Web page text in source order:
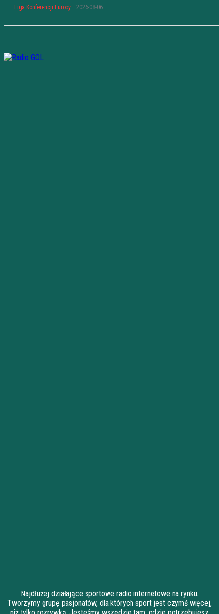
Liga Konferencji Europy 2026-08-06
Najdłużej działające sportowe radio internetowe na rynku.
Tworzymy grupę pasjonatów, dla których sport jest czymś więcej,
niż tylko rozrywką. Jesteśmy wszędzie tam, gdzie potrzebujesz